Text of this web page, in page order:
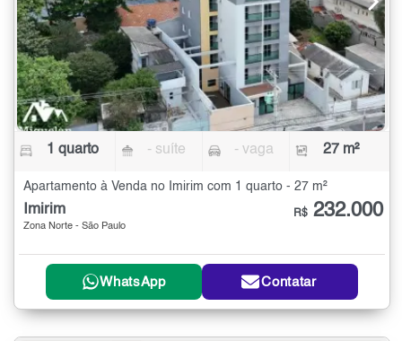
1 quarto - suíte - vaga 27 m²
Apartamento à Venda no Imirim com 1 quarto - 27 m²
Imirim
Zona Norte - São Paulo
R$ 232.000
WhatsApp Contatar